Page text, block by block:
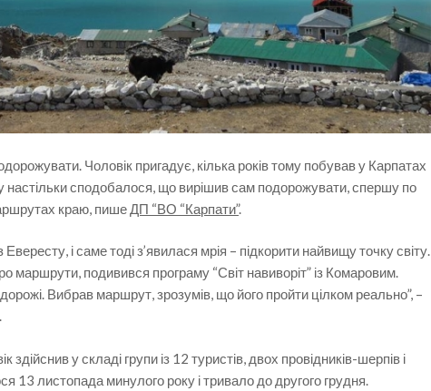
Чоловік пригадує, кілька років тому побував у Карпатах
настільки сподобалося, що вирішив сам подорожувати, спершу по
краю, пише ДП “ВО “Карпати”.
і саме тоді з’явилася мрія – підкорити найвищу точку світу.
маршрути, подивився програму “Світ навиворіт” із Комаровим.
Вибрав маршрут, зрозумів, що його пройти цілком реально”, –
.
у складі групи із 12 туристів, двох провідників-шерпів і
13 листопада минулого року і тривало до другого грудня.